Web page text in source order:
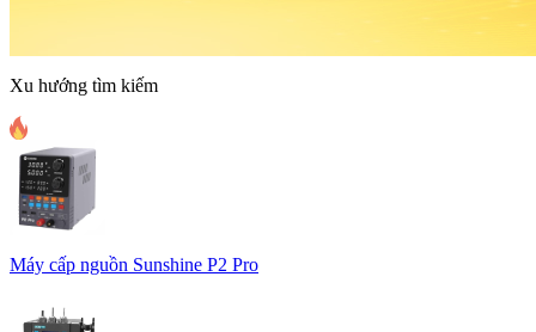
Xu hướng tìm kiếm
Máy cấp nguồn Sunshine P2 Pro